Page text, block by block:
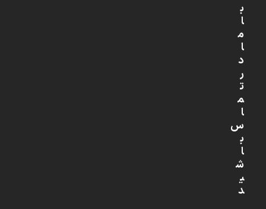
ب
ا
م
ا
د
ر
ت
م
ا
س
ب
ا
ش
ی
د